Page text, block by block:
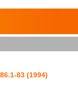
83 (1994)